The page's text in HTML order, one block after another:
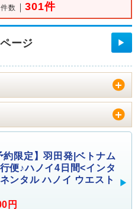
数 ｜301件
ージ ▶
約限定】羽田発|ベトナム
便♪ハノイ4日間<インタ
ンタル ハノイ ウエスト
円